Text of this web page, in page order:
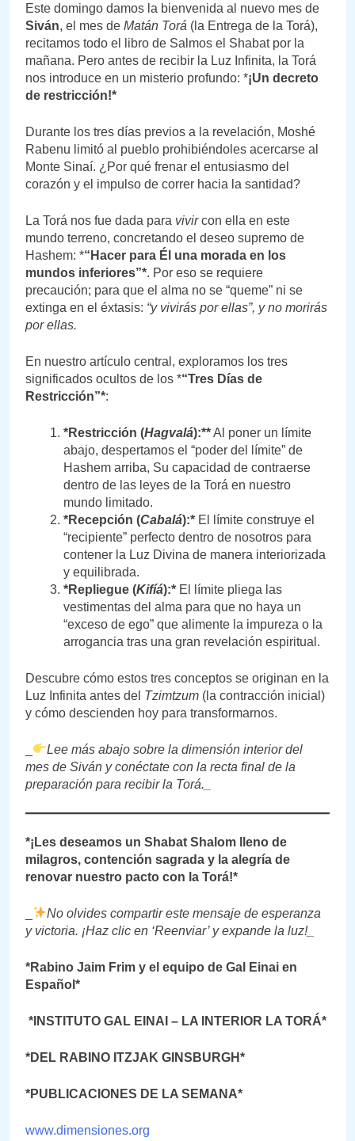
Este domingo damos la bienvenida al nuevo mes de
Siván, el mes de Matán Torá (la Entrega de la Torá),
recitamos todo el libro de Salmos el Shabat por la
mañana. Pero antes de recibir la Luz Infinita, la Torá
nos introduce en un misterio profundo: *¡Un decreto
de restricción!*
Durante los tres días previos a la revelación, Moshé
Rabenu limitó al pueblo prohibiéndoles acercarse al
Monte Sinaí. ¿Por qué frenar el entusiasmo del
corazón y el impulso de correr hacia la santidad?
La Torá nos fue dada para vivircon ella en este
mundo terreno, concretando el deseo supremo de
Hashem: *“Hacer para Él una morada en los
mundos inferiores”*. Por eso se requiere
precaución; para que el alma no se “queme” ni se
extinga en el éxtasis: “y vivirás por ellas”, y no morirás
por ellas.
En nuestro artículo central, exploramos los tres
significados ocultos de los *“Tres Días de
Restricción”*:
*Restricción (Hagvalá):**Al poner un límite
abajo, despertamos el “poder del límite” de
Hashem arriba, Su capacidad de contraerse
dentro de las leyes de la Torá en nuestro
mundo limitado.
*Recepción (Cabalá):* El límite construye el
“recipiente” perfecto dentro de nosotros para
contener la Luz Divina de manera interiorizada
y equilibrada.
*Repliegue (Kifíá):* El límite pliega las
vestimentas del alma para que no haya un
“exceso de ego” que alimente la impureza o la
arrogancia tras una gran revelación espiritual.
Descubre cómo estos tres conceptos se originan en la
Luz Infinita antes del Tzimtzum (la contracción inicial)
y cómo descienden hoy para transformarnos.
Lee más abajo sobre la dimensión interior del
mes de Siván y conéctate con la recta final de la
preparación para recibir la Torá._
*¡Les deseamos un Shabat Shalom lleno de
milagros, contención sagrada y la alegría de
renovar nuestro pacto con la Torá!*
No olvides compartir este mensaje de esperanza
y victoria. ¡Haz clic en ‘Reenviar’ y expande la luz!_
*Rabino Jaim Frim y el equipo de Gal Einai en
Español*
*INSTITUTO GAL EINAI – LA INTERIOR LA TORÁ*
*DEL RABINO ITZJAK GINSBURGH*
*PUBLICACIONES DE LA SEMANA*
www.dimensiones.org